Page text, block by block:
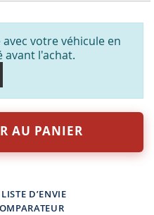
votre véhicule en
l'achat.
AU PANIER
D’ENVIE